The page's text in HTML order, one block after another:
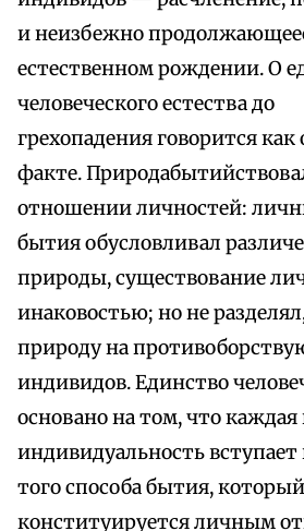
и неизбежно
естественном рождении. О
человеческого естества до
грехопадения говорится
факте.
отношении личностей:
бытия обусловливал
природы, существование
инаковостью; но не
природу на
индивидов. Единство
основано на том, что
индивидуальность
того способа бытия, который
конституируется личным